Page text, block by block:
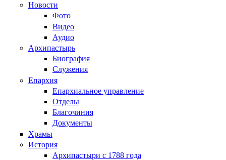
Новости
Фото
Видео
Аудио
Архипастырь
Биография
Служения
Епархия
Епархиальное управление
Отделы
Благочиния
Документы
Храмы
История
Архипастыри с 1788 года